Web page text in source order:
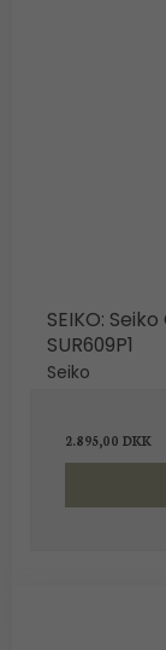
SEIKO:
SUR609P1
Seiko
2.895,00 DKK